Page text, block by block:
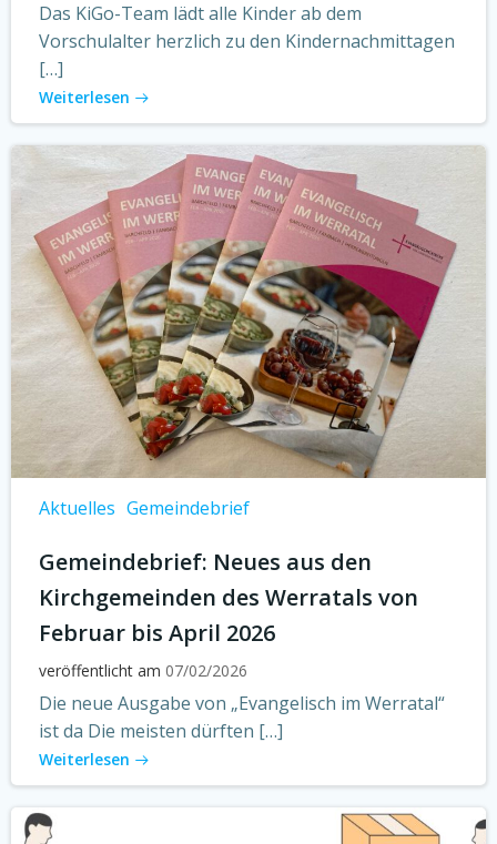
Das KiGo-Team lädt alle Kinder ab dem
Vorschulalter herzlich zu den Kindernachmittagen
[…]
Weiterlesen
Aktuelles Gemeindebrief
Gemeindebrief: Neues aus den
Kirchgemeinden des Werratals von
Februar bis April 2026
veröffentlicht am 07/02/2026
Die neue Ausgabe von „Evangelisch im Werratal“
ist da Die meisten dürften […]
Weiterlesen